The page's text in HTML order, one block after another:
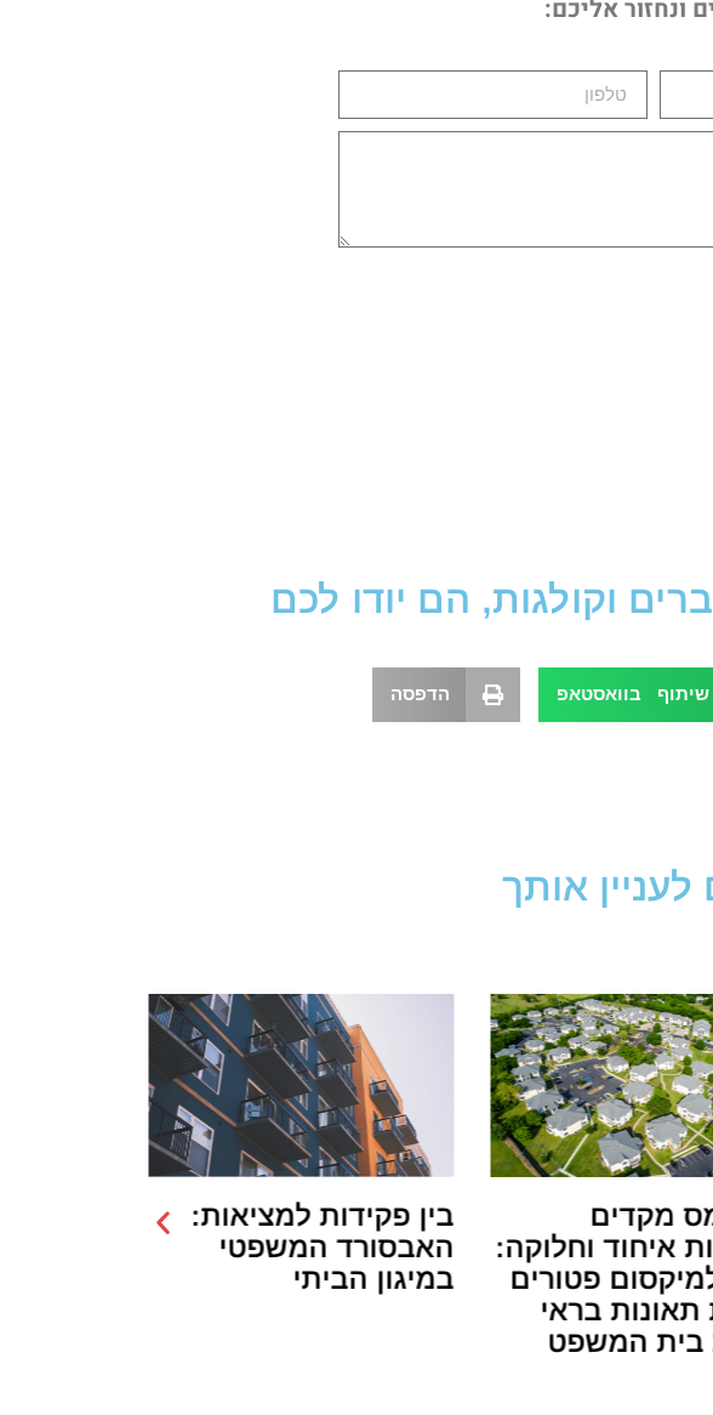
ונחזור אליכם:
וקולגות, הם יודו לכם
שיתוף בוואסטאפ הדפסה
אותך
מקדים
איחוד וחלוקה:
פטורים
תאונות בראי
בית המשפט
בין פקידות למציאות:
האבסורד המשפטי
במיגון הביתי